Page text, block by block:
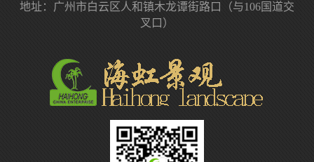
地址：广州市白云区人和镇木龙谭街路口（与106国道交
叉口）